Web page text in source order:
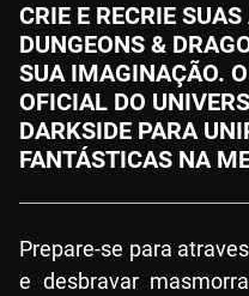
CRIE E RECRIE
DUNGEONS &
SUA IMAGINAÇÃO.
OFICIAL DO
DARKSIDE PARA
FANTÁSTICAS NA
Prepare-se para
e desbravar